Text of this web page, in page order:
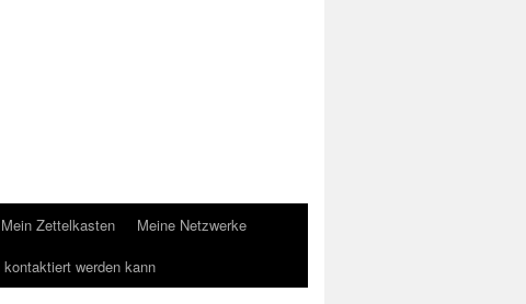
Mein Zettelkasten
Meine Netzwerke
werden kann